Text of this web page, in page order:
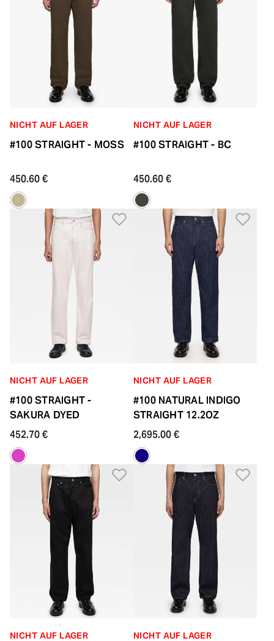
NICHT AUF LAGER
#100 STRAIGHT - MOSS
450.60 €
NICHT AUF LAGER
#100 STRAIGHT - BC
450.60 €
Zur Wunschliste
NICHT AUF LAGER
#100 STRAIGHT -
SAKURA DYED
452.70 €
Zur
NICHT AUF LAGER
#100 NATURAL INDIGO
STRAIGHT 12.2OZ
2,695.00 €
Zur Wunschliste
NICHT AUF LAGER
Zur
NICHT AUF LAGER